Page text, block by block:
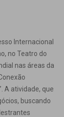
Internacional
no Teatro do
nas áreas da
A atividade, que
buscando